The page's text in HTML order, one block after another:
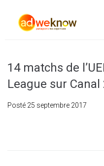
14 matchs de
League sur
Posté 25 septembre 2017